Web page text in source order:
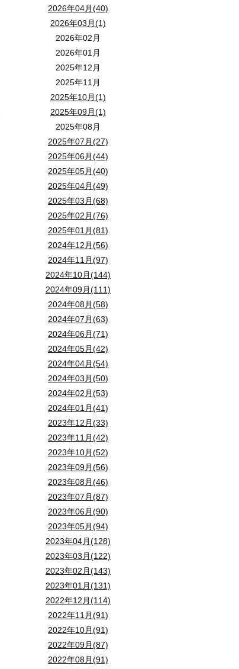
2026年04月(40)
2026年03月(1)
2026年02月
2026年01月
2025年12月
2025年11月
2025年10月(1)
2025年09月(1)
2025年08月
2025年07月(27)
2025年06月(44)
2025年05月(40)
2025年04月(49)
2025年03月(68)
2025年02月(76)
2025年01月(81)
2024年12月(56)
2024年11月(97)
2024年10月(144)
2024年09月(111)
2024年08月(58)
2024年07月(63)
2024年06月(71)
2024年05月(42)
2024年04月(54)
2024年03月(50)
2024年02月(53)
2024年01月(41)
2023年12月(33)
2023年11月(42)
2023年10月(52)
2023年09月(56)
2023年08月(46)
2023年07月(87)
2023年06月(90)
2023年05月(94)
2023年04月(128)
2023年03月(122)
2023年02月(143)
2023年01月(131)
2022年12月(114)
2022年11月(91)
2022年10月(91)
2022年09月(87)
2022年08月(91)